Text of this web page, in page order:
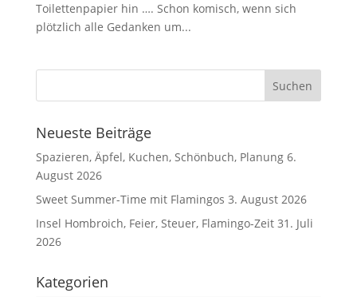
Toilettenpapier hin …. Schon komisch, wenn sich
plötzlich alle Gedanken um...
Neueste Beiträge
Spazieren, Äpfel, Kuchen, Schönbuch, Planung 6.
August 2026
Sweet Summer-Time mit Flamingos 3. August 2026
Insel Hombroich, Feier, Steuer, Flamingo-Zeit 31. Juli
2026
Kategorien